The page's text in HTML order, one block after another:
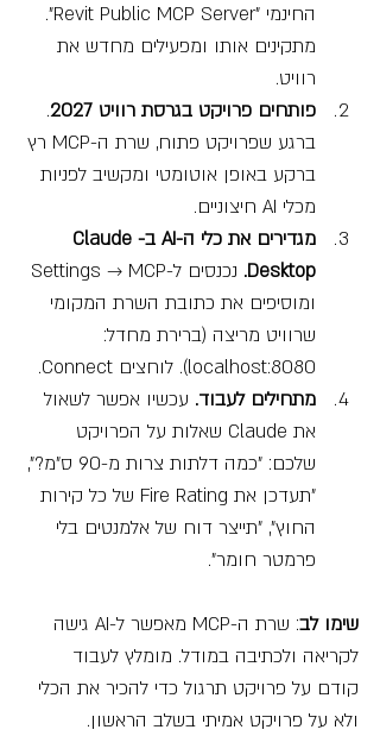
החינמי "Revit Public MCP Server".
מתקינים אותו ומפעילים מחדש את
רוויט.
פותחים פרויקט בגרסת רוויט 2027
.
ברגע שפרויקט פתוח, שרת ה-MCP רץ
ברקע באופן אוטומטי ומקשיב לפניות
מכלי AI חיצוניים.
מגדירים את כלי ה-AI ב-Claude
Desktop.
ומוסיפים את כתובת השרת המקומי
שרוויט מריצה (ברירת מחדל:
localhost:8080). לוחצים Connect.
מתחילים לעבוד. עכשיו אפשר לשאול
את Claude שאלות על הפרויקט
שלכם: "כמה דלתות צרות מ-90 ס"מ?",
"תעדכן את Fire Rating של כל קירות
החוץ", "תייצר דוח של אלמנטים בלי
פרמטר חומר".
שימו לב
: שרת ה-MCP מאפשר ל-AI גישה
לקריאה ולכתיבה במודל. מומלץ לעבוד
קודם על פרויקט תרגול כדי להכיר את הכלי
ולא על פרויקט אמיתי בשלב הראשון.